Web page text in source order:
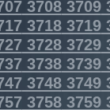
37083709
37183719
37283729
37383739
37483749
37583759